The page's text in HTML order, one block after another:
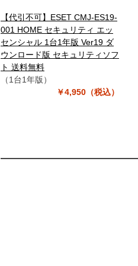
【代引不可】ESET CMJ-ES19-
001 HOME セキュリティ エッ
センシャル 1台1年版 Ver19 ダ
ウンロード版 セキュリティソフ
ト 送料無料
（1台1年版）
￥4,950（税込）